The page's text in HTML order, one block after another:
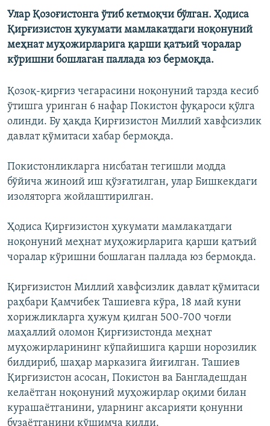
Улар Қозоғистонга ўтиб кетмоқчи бўлган. Ҳодиса
Қирғизистон ҳукумати мамлакатдаги ноқонуний
меҳнат муҳожирларига қарши қатъий чоралар
кўришни бошлаган паллада юз бермоқда.
Қозоқ-қирғиз чегарасини ноқонуний тарзда кесиб
ўтишга уринган 6 нафар Покистон фуқароси қўлга
олинди. Бу ҳақда Қирғизистон Миллий хавфсизлик
давлат қўмитаси хабар бермоқда.
Покистонликларга нисбатан тегишли модда
бўйича жиноий иш қўзғатилган, улар Бишкекдаги
изоляторга жойлаштирилган.
Ҳодиса Қирғизистон ҳукумати мамлакатдаги
ноқонуний меҳнат муҳожирларига қарши қатъий
чоралар кўришни бошлаган паллада юз бермоқда.
Қирғизистон Миллий хавфсизлик давлат қўмитаси
раҳбари Қамчибек Ташиевга кўра, 18 май куни
хорижликларга ҳужум қилган 500-700 чоғли
маҳаллий оломон Қирғизистонда меҳнат
муҳожирларининг кўпайишига қарши норозилик
билдириб, шаҳар марказига йиғилган. Ташиев
Қирғизистон асосан, Покистон ва Бангладешдан
келаётган ноқонуний муҳожирлар оқими билан
курашаётганини, уларнинг аксарияти қонунни
бузаётганини қўшимча қилди.